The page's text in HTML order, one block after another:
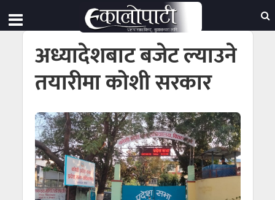
अध्यादेशबाट बजेट ल्याउने
तयारीमा कोशी सरकार